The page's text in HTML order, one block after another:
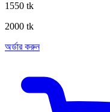
1550 tk
2000 tk
অর্ডার করুন